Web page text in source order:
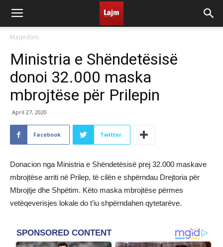
Maqedoni
Ministria e Shëndetësisë
donoi 32.000 maska
mbrojtëse për Prilepin
April 27, 2020
Facebook Twitter
Donacion nga Ministria e Shëndetësisë prej 32.000 maskave
mbrojtëse arriti në Prilep, të cilën e shpërndau Drejtoria për
Mbrojtje dhe Shpëtim. Këto maska mbrojtëse përmes
vetëqeverisjes lokale do t’iu shpërndahen qytetarëve.